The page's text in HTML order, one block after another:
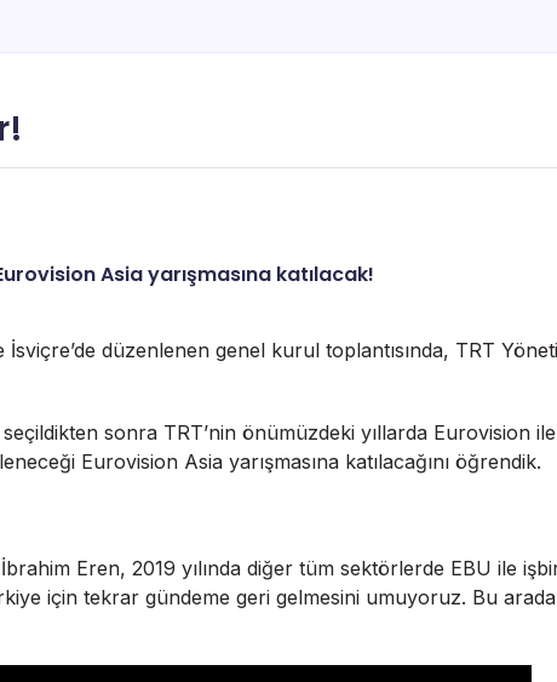
Asia yarışmasına katılacak!
düzenlenen genel kurul toplantısında, TRT
sonra TRT’nin önümüzdeki yıllarda Eurovision
Eurovision Asia yarışmasına katılacağını öğrendik.
Eren, 2019 yılında diğer tüm sektörlerde EBU ile
için tekrar gündeme geri gelmesini umuyoruz. Bu arada